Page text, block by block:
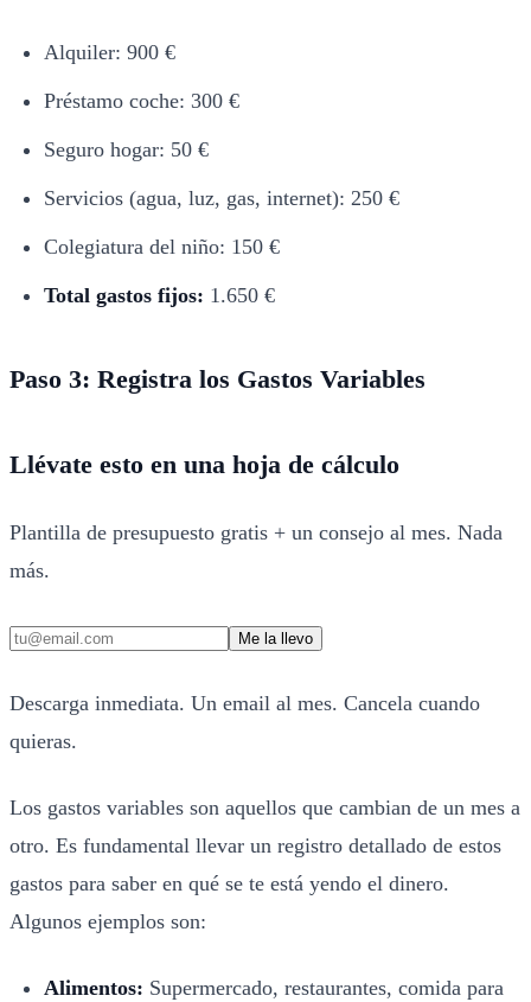
Alquiler: 900 €
Préstamo coche: 300 €
Seguro hogar: 50 €
Servicios (agua, luz, gas, internet): 250 €
Colegiatura del niño: 150 €
Total gastos fijos: 1.650 €
Paso 3: Registra los Gastos Variables
Llévate esto en una hoja de cálculo
Plantilla de presupuesto gratis + un consejo al mes. Nada
más.
Me la llevo
Descarga inmediata. Un email al mes. Cancela cuando
quieras.
Los gastos variables son aquellos que cambian de un mes a
otro. Es fundamental llevar un registro detallado de estos
gastos para saber en qué se te está yendo el dinero.
Algunos ejemplos son:
Alimentos: Supermercado, restaurantes, comida para